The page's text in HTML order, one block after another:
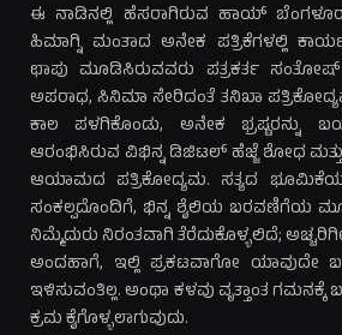
ಈ ನಾಡಿನಲ್ಲಿ ಹೆಸರಾಗಿರುವ ಹಾಯ್
ಹಿಮಾಗ್ನಿ ಮಂತಾದ ಅನೇಕ ಪತ್ರಿಕೆಗಳಲ್ಲಿ
ಛಾಪು ಮೂಡಿಸಿರುವವರು ಪತ್ರಕರ್ತ
ಅಪರಾಧ, ಸಿನಿಮಾ ಸೇರಿದಂತೆ ತನಿಖಾ
ಕಾಲ ಪಳಗಿಕೊಂಡು, ಅನೇಕ ಭ್ರಷ್ಟರನ್ನು
ಆರಂಭಿಸಿರುವ ವಿಭಿನ್ನ ಡಿಜಿಟಲ್ ಹೆಜ್ಜೆ ಶೋಧ
ಆಯಾಮದ ಪತ್ರಿಕೋದ್ಯಮ. ಸತ್ಯದ ಭೂಮಿಕೆಯ
ಸಂಕಲ್ಪದೊಂದಿಗೆ, ಭಿನ್ನ ಶೈಲಿಯ ಬರವಣಿಗೆಯ
ನಿಮ್ಮೆದುರು ನಿರಂತವಾಗಿ ತೆರೆದುಕೊಳ್ಳಲಿದೆ;
ಅಂದಹಾಗೆ, ಇಲ್ಲಿ ಪ್ರಕಟವಾಗೋ ಯಾವುದೇ
ಇಳಿಸುವಂತಿಲ್ಲ. ಅಂಥಾ ಕಳವು ವೃತ್ತಾಂತ
ಕ್ರಮ ಕೈಗೊಳ್ಳಲಾಗುವುದು.